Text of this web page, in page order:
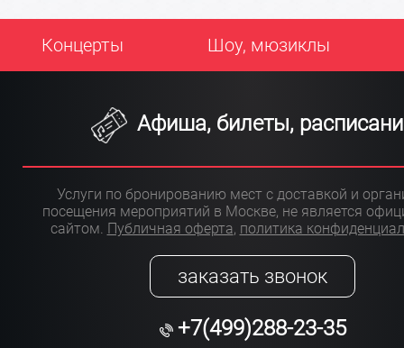
Концерты Шоу, мюзиклы
Афиша, билеты,
Услуги по бронированию мест с доставкой и
посещения мероприятий в Москве, не является
сайтом. Публичная оферта, политика
заказать звонок
+7(499)288-23-35